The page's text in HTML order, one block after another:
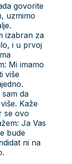
govorite
uzmimo
izabran za
i u prvoj
Mi imamo
više
da
Kaže
se ovo
Ja Vas
bude
ni na